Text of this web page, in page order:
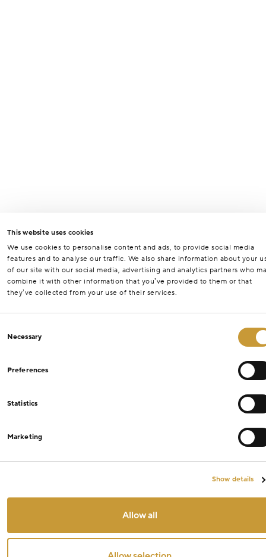
This website uses cookies
We use cookies to personalise content and ads, to provide social media
features and to analyse our traffic. We also share information about your
of our site with our social media, advertising and analytics partners who
combine it with other information that you’ve provided to them or that
they’ve collected from your use of their services.
Selection
Necessary
Preferences
Statistics
Marketing
Show details
Allow all